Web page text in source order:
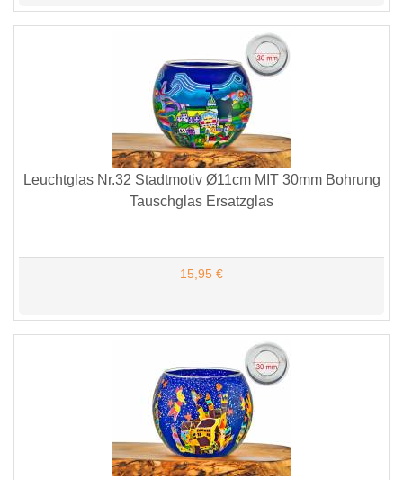
Leuchtglas Nr.32 Stadtmotiv Ø11cm MIT 30mm Bohrung
Tauschglas Ersatzglas
15,95 €